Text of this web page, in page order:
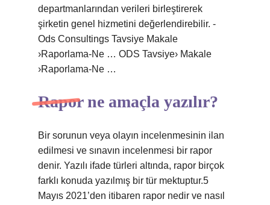
departmanlarından verileri birleştirerek
şirketin genel hizmetini değerlendirebilir. -
Ods Consultings Tavsiye Makale
›Raporlama-Ne … ODS Tavsiye› Makale
›Raporlama-Ne …
Rapor ne amaçla yazılır?
Bir sorunun veya olayın incelenmesinin ilan
edilmesi ve sınavın incelenmesi bir rapor
denir. Yazılı ifade türleri altında, rapor birçok
farklı konuda yazılmış bir tür mektuptur.5
Mayıs 2021’den itibaren rapor nedir ve nasıl